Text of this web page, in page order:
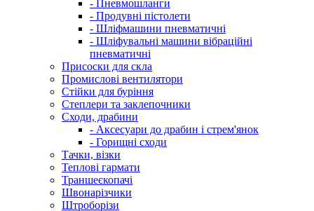
- Пневмошланги
- Продувні пістолети
- Шліфмашини пневматичні
- Шліфувальні машини вібраційні
пневматичні
Присоски для скла
Промислові вентилятори
Стійки для буріння
Степлери та заклепочники
Сходи, драбини
- Аксесуари до драбин і стрем'янок
- Горищні сходи
Тачки, візки
Теплові гармати
Траншеєкопачі
Швонарізчики
Штроборізи